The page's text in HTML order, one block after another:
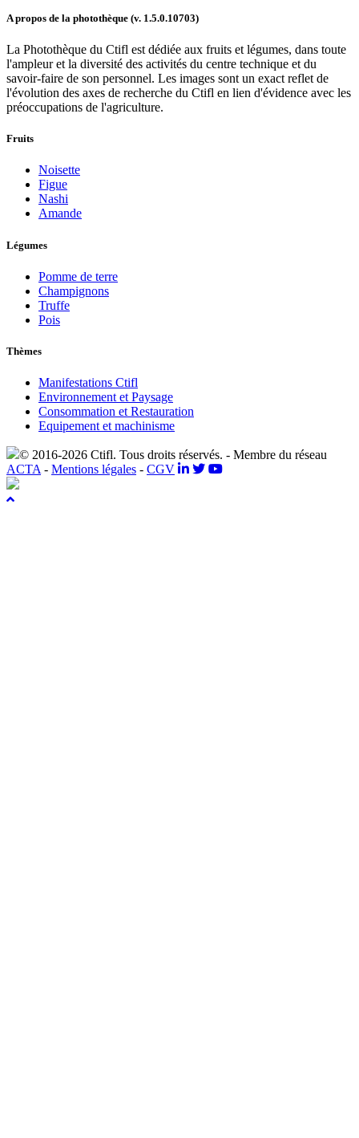
A propos de la photothèque (v. 1.5.0.10703)
La Photothèque du Ctifl est dédiée aux fruits et légumes, dans toute
l'ampleur et la diversité des activités du centre technique et du
savoir-faire de son personnel. Les images sont un exact reflet de
l'évolution des axes de recherche du Ctifl en lien d'évidence avec les
préoccupations de l'agriculture.
Fruits
Noisette
Figue
Nashi
Amande
Légumes
Pomme de terre
Champignons
Truffe
Pois
Thèmes
Manifestations Ctifl
Environnement et Paysage
Consommation et Restauration
Equipement et machinisme
© 2016-2026 Ctifl. Tous droits réservés. - Membre du réseau
ACTA - Mentions légales - CGV